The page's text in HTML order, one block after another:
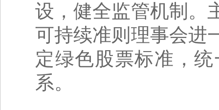
设，健全监管机制。
可持续准则理事会进
定绿色股票标准，
系。